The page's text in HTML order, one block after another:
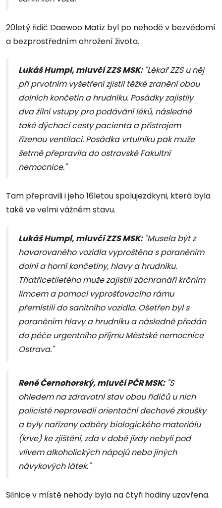
20letý řidič Daewoo Matiz byl po nehodě v bezvědomí
a bezprostředním ohrožení života.
Lukáš Humpl, mluvčí ZZS MSK:"Lékař ZZS u něj
při prvotním vyšetření zjistil těžké zranění obou
dolních končetin a hrudníku. Posádky zajistily
dva žilní vstupy pro podávání léků, následně
také dýchací cesty pacienta a přístrojem
řízenou ventilaci. Posádka vrtulníku pak muže
šetrně přepravila do ostravské Fakultní
nemocnice."
Tam přepravili i jeho 16letou spolujezdkyni, která byla
také ve velmi vážném stavu.
Lukáš Humpl, mluvčí ZZS MSK:"Musela být z
havarovaného vozidla vyproštěna s poraněním
dolní a horní končetiny, hlavy a hrudníku.
Třiatřicetiletého muže zajistili záchranáři krčním
límcem a pomocí vyprošťovacího rámu
přemístili do sanitního vozidla. Ošetřen byl s
poraněním hlavy a hrudníku a následně předán
do péče urgentního příjmu Městské nemocnice
Ostrava."
René Černohorský, mluvčí PČR MSK:"S
ohledem na zdravotní stav obou řidičů u nich
policisté neprovedli orientační dechové zkoušky
a byly nařízeny odběry biologického materiálu
(krve) ke zjištění, zda v době jízdy nebyli pod
vlivem alkoholických nápojů nebo jiných
návykových látek."
Silnice v místě nehody byla na čtyři hodiny uzavřena.